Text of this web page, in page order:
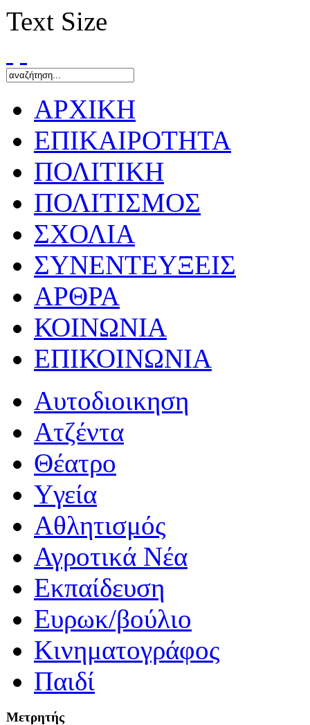
Text Size
ΑΡΧΙΚΗ
ΕΠΙΚΑΙΡΟΤΗΤΑ
ΠΟΛΙΤΙΚΗ
ΠΟΛΙΤΙΣΜΟΣ
ΣΧΟΛΙΑ
ΣΥΝΕΝΤΕΥΞΕΙΣ
ΑΡΘΡΑ
ΚΟΙΝΩΝΙΑ
ΕΠΙΚΟΙΝΩΝΙΑ
Αυτοδιοικηση
Ατζέντα
Θέατρο
Yγεία
Αθλητισμός
Αγροτικά Νέα
Εκπαίδευση
Ευρωκ/βούλιο
Κινηματογράφος
Παιδί
Μετρητής